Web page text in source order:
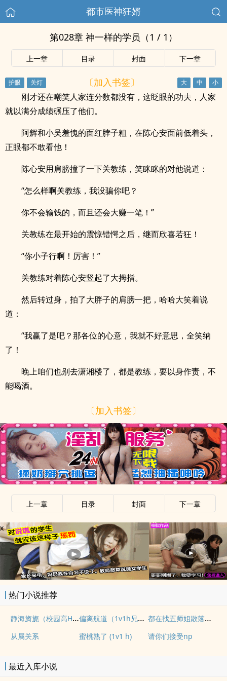
都市医神狂婿
第028章 神一样的学员（1 / 1）
上一章 目录 封面 下一章
〔加入书签〕
刚才还在嘲笑人家连分数都没有，这眨眼的功夫，人家
就以满分成绩碾压了他们。
阿辉和小吴羞愧的面红脖子粗，在陈心安面前低着头，
正眼都不敢看他！
陈心安用肩膀撞了一下关教练，笑眯眯的对他说道：
“怎么样啊关教练，我没骗你吧？
你不会输钱的，而且还会大赚一笔！”
关教练在最开始的震惊错愕之后，继而欣喜若狂！
“你小子行啊！厉害！”
关教练对着陈心安竖起了大拇指。
然后转过身，拍了大胖子的肩膀一把，哈哈大笑着说
道：
“我赢了是吧？那各位的心意，我就不好意思，全笑纳
了！
晚上咱们也别去潇湘楼了，都是教练，要以身作责，不
能喝酒。
〔加入书签〕
x
上一章 目录 封面 下一章
x
热门小说推荐
静海旖旎（校园高H） 偏离航道（1v1h兄妹骨科bg） 都在找五师姐散落的法宝
从属关系 蜜桃熟了 (1v1 h) 请你们接受np
最近入库小说